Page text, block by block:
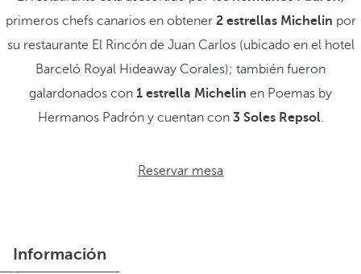
primeros chefs canarios en obtener 2 estrellas Michelin por
su restaurante El Rincón de Juan Carlos (ubicado en el hotel
Barceló Royal Hideaway Corales); también fueron
galardonados con 1 estrella Michelin en Poemas by
Hermanos Padrón y cuentan con 3 Soles Repsol.
Reservar mesa
Información